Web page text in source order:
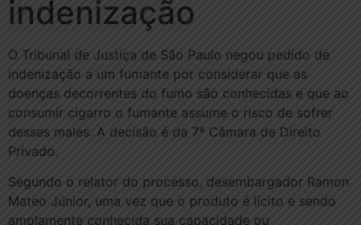
indenização
O Tribunal de Justiça de São Paulo negou pedido de
indenização a um fumante por considerar que as
doenças decorrentes do fumo são conhecidas e que ao
consumir cigarro o fumante assume o risco de sofrer
desses males. A decisão é da 7ª Câmara de Direito
Privado.
Segundo o relator do processo, desembargador Ramon
Mateo Júnior, uma vez que o produto é lícito e sendo
amplamente conhecida sua capacidade ou